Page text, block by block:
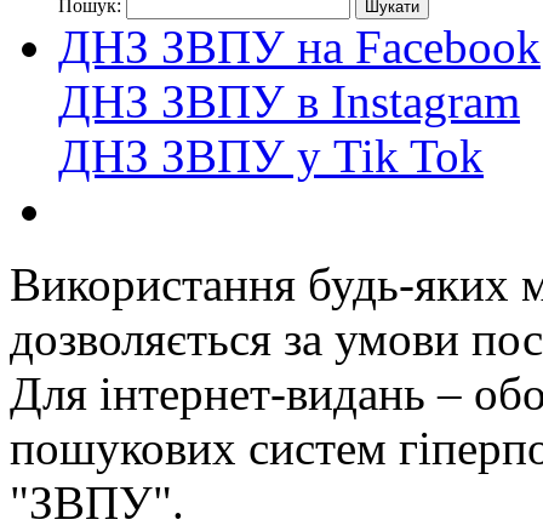
Пошук:
ДНЗ ЗВПУ на Facebook
ДНЗ ЗВПУ в Instagram
ДНЗ ЗВПУ у Tik Tok
Використання будь-яких
дозволяється за умови
Для інтернет-видань –
пошукових систем
"ЗВПУ".